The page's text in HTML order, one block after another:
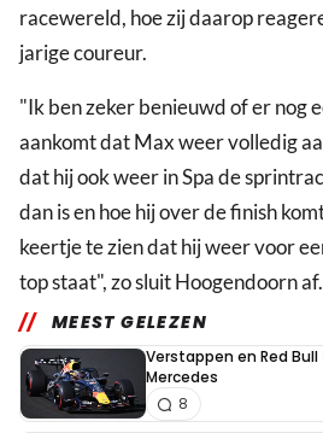
racewereld, hoe zij daarop
jarige coureur.
"Ik ben zeker benieuwd of er nog
aankomt dat Max weer volledig
dat hij ook weer in Spa de
dan is en hoe hij over de finish
keertje te zien dat hij weer voor
top staat", zo sluit Hoogendoorn af.
MEEST GELEZEN
Verstappen en Red
Mercedes
8